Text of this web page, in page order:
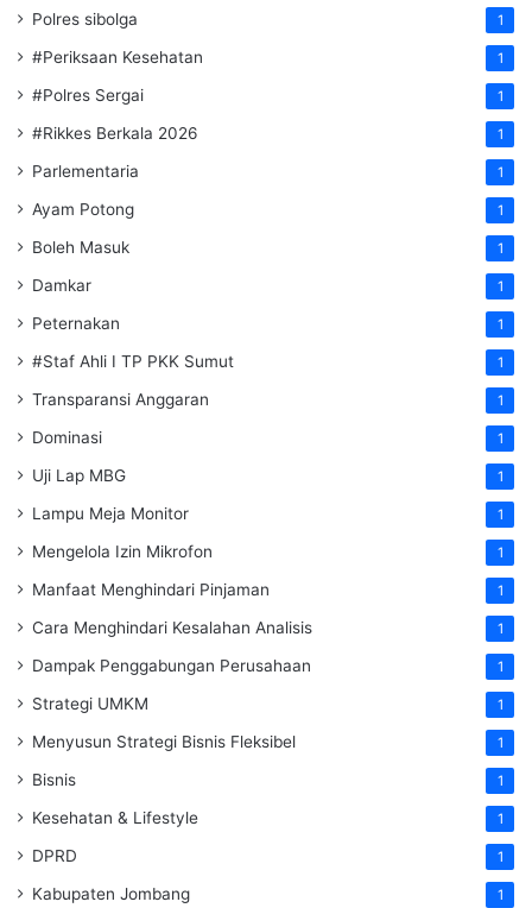
Polres sibolga 1
#Periksaan Kesehatan 1
#Polres Sergai 1
#Rikkes Berkala 2026 1
Parlementaria 1
Ayam Potong 1
Boleh Masuk 1
Damkar 1
Peternakan 1
#Staf Ahli I TP PKK Sumut 1
Transparansi Anggaran 1
Dominasi 1
Uji Lap MBG 1
Lampu Meja Monitor 1
Mengelola Izin Mikrofon 1
Manfaat Menghindari Pinjaman 1
Cara Menghindari Kesalahan Analisis 1
Dampak Penggabungan Perusahaan 1
Strategi UMKM 1
Menyusun Strategi Bisnis Fleksibel 1
Bisnis 1
Kesehatan & Lifestyle 1
DPRD 1
Kabupaten Jombang 1